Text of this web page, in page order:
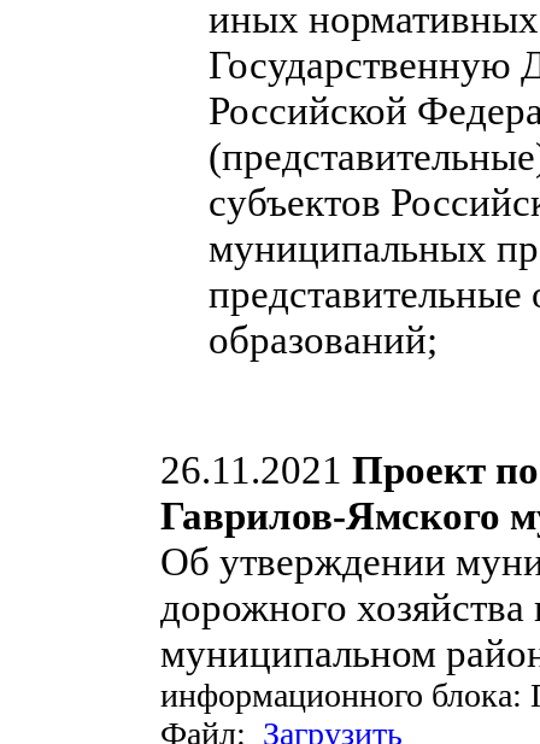
иных
Государственную
Российской
субъектов
муниципальных
образований;
26.11.2021 Проект
Гаврилов-Ямского
Об утверждении
дорожного
муниципальном
информационного
Файл: Загрузить